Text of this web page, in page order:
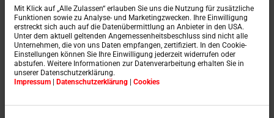
Mit Klick auf „Alle Zulassen“ erlauben Sie uns die Nutzung für zusätzliche
Funktionen sowie zu Analyse- und Marketingzwecken. Ihre Einwilligung
erstreckt sich auch auf die Datenübermittlung an Anbieter in den USA.
Unter dem aktuell geltenden Angemessenheitsbeschluss sind nicht alle
Unternehmen, die von uns Daten empfangen, zertifiziert. In den Cookie-
Einstellungen können Sie Ihre Einwilligung jederzeit widerrufen oder
abstufen. Weitere Informationen zur Datenverarbeitung erhalten Sie in
unserer Datenschutzerklärung.
Impressum | Datenschutzerklärung | Cookies
(montage simplifié)
Système de montage Trio